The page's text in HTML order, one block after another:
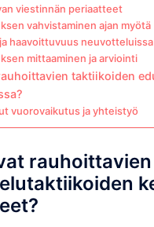
viestinnän periaatteet
vahvistaminen ajan myötä
haavoittuvuus neuvotteluissa
mittaaminen ja arviointi
taktiikoiden
vuorovaikutus ja yhteistyö
rauhoittavien